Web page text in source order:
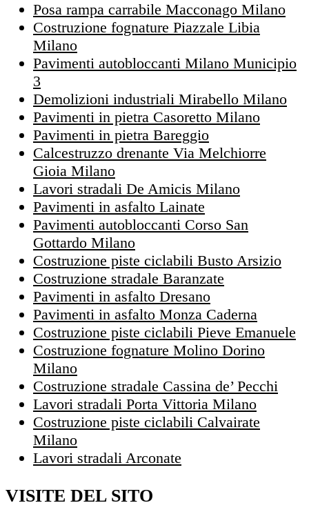
Posa rampa carrabile Macconago Milano
Costruzione fognature Piazzale Libia
Milano
Pavimenti autobloccanti Milano Municipio
3
Demolizioni industriali Mirabello Milano
Pavimenti in pietra Casoretto Milano
Pavimenti in pietra Bareggio
Calcestruzzo drenante Via Melchiorre
Gioia Milano
Lavori stradali De Amicis Milano
Pavimenti in asfalto Lainate
Pavimenti autobloccanti Corso San
Gottardo Milano
Costruzione piste ciclabili Busto Arsizio
Costruzione stradale Baranzate
Pavimenti in asfalto Dresano
Pavimenti in asfalto Monza Caderna
Costruzione piste ciclabili Pieve Emanuele
Costruzione fognature Molino Dorino
Milano
Costruzione stradale Cassina de’ Pecchi
Lavori stradali Porta Vittoria Milano
Costruzione piste ciclabili Calvairate
Milano
Lavori stradali Arconate
VISITE DEL SITO